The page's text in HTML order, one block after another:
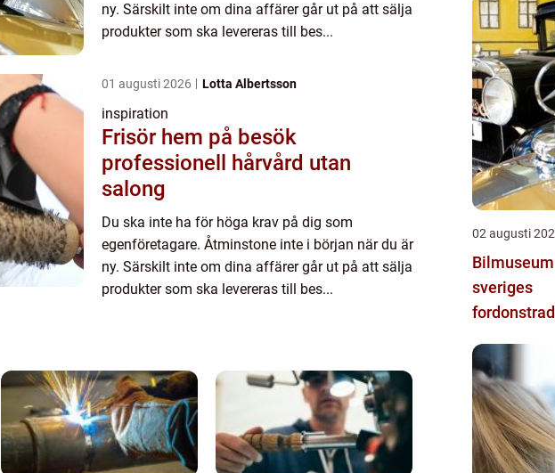
ny. Särskilt inte om dina affärer går ut på att sälja
produkter som ska levereras till bes...
01 augusti 2026 Lotta Albertsson
inspiration
Frisör hem på besök
professionell hårvård utan
salong
Du ska inte ha för höga krav på dig som
egenföretagare. Åtminstone inte i början när du är
ny. Särskilt inte om dina affärer går ut på att sälja
produkter som ska levereras till bes...
02 augusti
sveriges